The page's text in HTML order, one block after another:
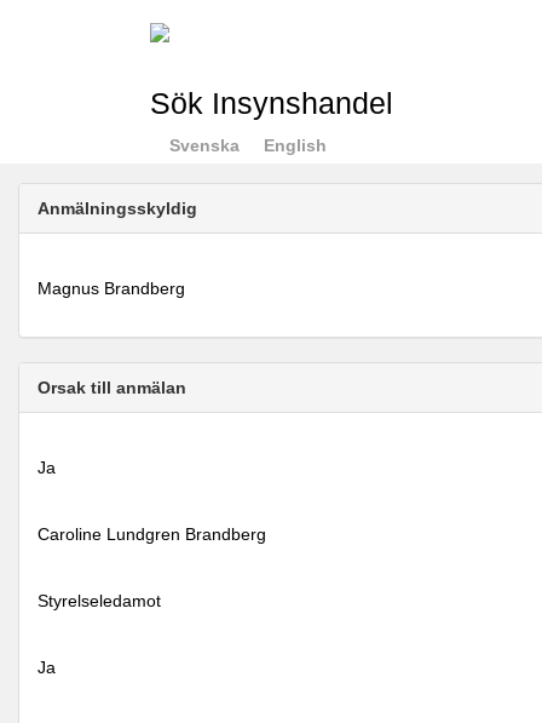
Sök Insynshandel
Svenska English
Anmälningsskyldig
Magnus Brandberg
Orsak till anmälan
Ja
Caroline Lundgren Brandberg
Styrelseledamot
Ja